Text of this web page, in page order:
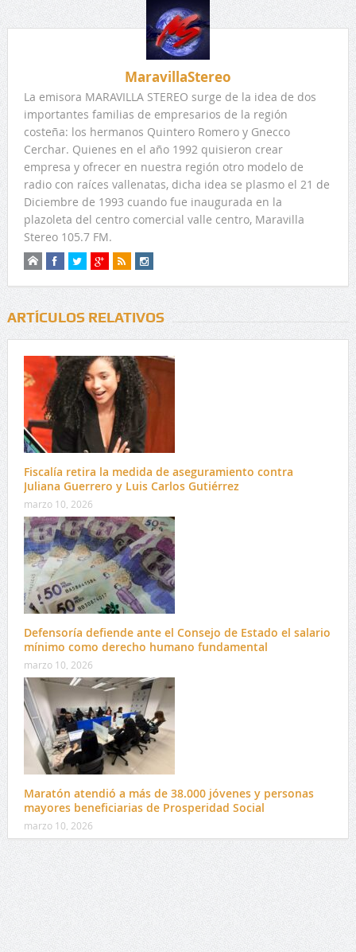
MaravillaStereo
La emisora MARAVILLA STEREO surge de la idea de dos
importantes familias de empresarios de la región
costeña: los hermanos Quintero Romero y Gnecco
Cerchar. Quienes en el año 1992 quisieron crear
empresa y ofrecer en nuestra región otro modelo de
radio con raíces vallenatas, dicha idea se plasmo el 21 de
Diciembre de 1993 cuando fue inaugurada en la
plazoleta del centro comercial valle centro, Maravilla
Stereo 105.7 FM.
ARTÍCULOS RELATIVOS
Fiscalía retira la medida de aseguramiento contra
Juliana Guerrero y Luis Carlos Gutiérrez
marzo 10, 2026
Defensoría defiende ante el Consejo de Estado el salario
mínimo como derecho humano fundamental
marzo 10, 2026
Maratón atendió a más de 38.000 jóvenes y personas
mayores beneficiarias de Prosperidad Social
marzo 10, 2026